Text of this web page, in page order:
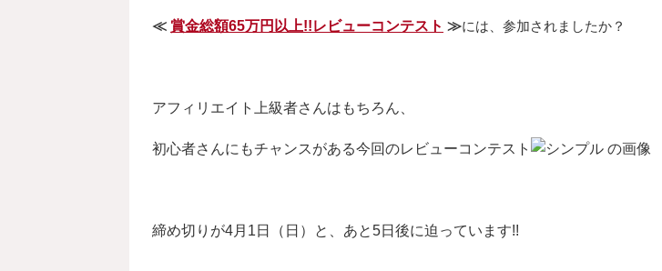
≪ 賞金総額65万円以上!!レビューコンテスト ≫には、参加されましたか？
アフィリエイト上級者さんはもちろん、
初心者さんにもチャンスがある今回のレビューコンテスト
締め切りが4月1日（日）と、あと5日後に迫っています!!